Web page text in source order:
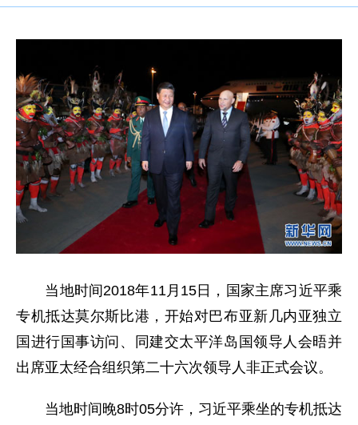
当地时间2018年11月15日，国家主席习近平乘
专机抵达莫尔斯比港，开始对巴布亚新几内亚独立
国进行国事访问、同建交太平洋岛国领导人会晤并
出席亚太经合组织第二十六次领导人非正式会议。
当地时间晚8时05分许，习近平乘坐的专机抵达